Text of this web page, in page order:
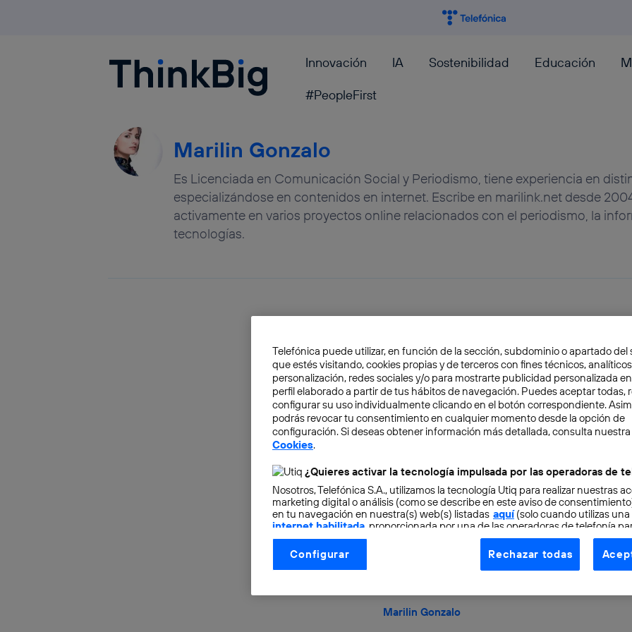
Blogthinkbig.com Innovación IA Sostenibilidad Educación
#PeopleFirst
Marilin Gonzalo
Es Licenciada en Comunicación Social y Periodismo, tiene experiencia en
especializándose en contenidos en internet. Escribe en marilink.net desde
activamente en varios proyectos online relacionados con el periodismo, la
tecnologías.
INNOVACIÓN
Directivos en redes
A estas alturas ya es normal encontrarnos
que usamos a diario, pero ¿a cuántos de sus
Marilin Gonzalo
TECNOLOGÍA
Mujeres directivas en
una rara especie
Si eres mujer, trabajas en lo que te gusta, y
Marilin Gonzalo
Telefónica puede utilizar, en función de la sección, subdominio o apartado del
que estés visitando, cookies propias y de terceros con fines técnicos,
personalización, redes sociales y/o para mostrarte publicidad personalizada
perfil elaborado a partir de tus hábitos de navegación. Puedes aceptar todas,
configurar su uso individualmente clicando en el botón correspondiente.
podrás revocar tu consentimiento en cualquier momento desde la opción de
configuración. Si deseas obtener información más detallada, consulta nuestra
Cookies.
¿Quieres activar la tecnología impulsada por las operadoras de
Nosotros, Telefónica S.A., utilizamos la tecnología Utiq para realizar nuestras
marketing digital o análisis (como se describe en este aviso de
en tu navegación en nuestra(s) web(s) listadas aquí(solo cuando utilizas una
internet habilitada , proporcionada por una de las operadoras de telefonía
otorgas tu consentimiento en cada página web).
La tecnología Utiq está diseñada con la privacidad como prioridad
control.
vinculada a la conexión que utilizas (p. ej., número de teléfono móvil).
Configurar Rechazar todas